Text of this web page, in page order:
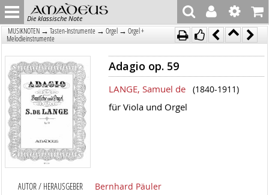
Die klassische Note
MUSIKNOTEN → Tasten-Instrumente → Orgel → Orgel +
Melodieinstrumente
Adagio op. 59
LANGE, Samuel de (1840-1911)
für Viola und Orgel
AUTOR / HERAUSGEBER
Bernhard Päuler